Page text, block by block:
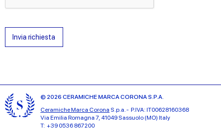
of their services.
Invia richiesta
© 2026 CERAMICHE MARCA CORONA S.P.A.
Ceramiche Marca Corona S.p.a. - P.IVA: IT00628160368
Via Emilia Romagna 7, 41049 Sassuolo (MO) Italy
T: +39 0536 867200